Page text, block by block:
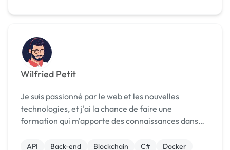
Wilfried Petit
Je suis passionné par le web et les nouvelles
technologies, et j'ai la chance de faire une
formation qui m'apporte des connaissances dans
Actuellement en licence professionnelle TSI, je
API Back-end Blockchain C# Docker